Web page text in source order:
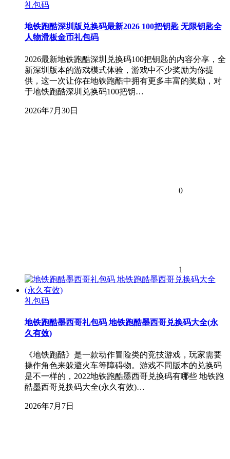
礼包码
地铁跑酷深圳版兑换码最新2026 100把钥匙 无限钥匙全
人物滑板金币礼包码
2026最新地铁跑酷深圳兑换码100把钥匙的内容分享，全
新深圳版本的游戏模式体验，游戏中不少奖励为你提
供，这一次让你在地铁跑酷中拥有更多丰富的奖励，对
于地铁跑酷深圳兑换码100把钥…
2026年7月30日
0
1
礼包码
地铁跑酷墨西哥礼包码 地铁跑酷墨西哥兑换码大全(永
久有效)
《地铁跑酷》是一款动作冒险类的竞技游戏，玩家需要
操作角色来躲避火车等障碍物。游戏不同版本的兑换码
是不一样的，2022地铁跑酷墨西哥兑换码有哪些 地铁跑
酷墨西哥兑换码大全(永久有效)…
2026年7月7日